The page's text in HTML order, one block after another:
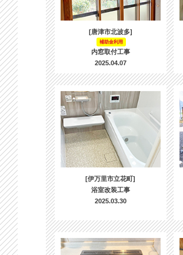
[唐津市北波多]
補助金利用
内窓取付工事
2025.04.07
[伊万里市立花町]
浴室改装工事
2025.03.30